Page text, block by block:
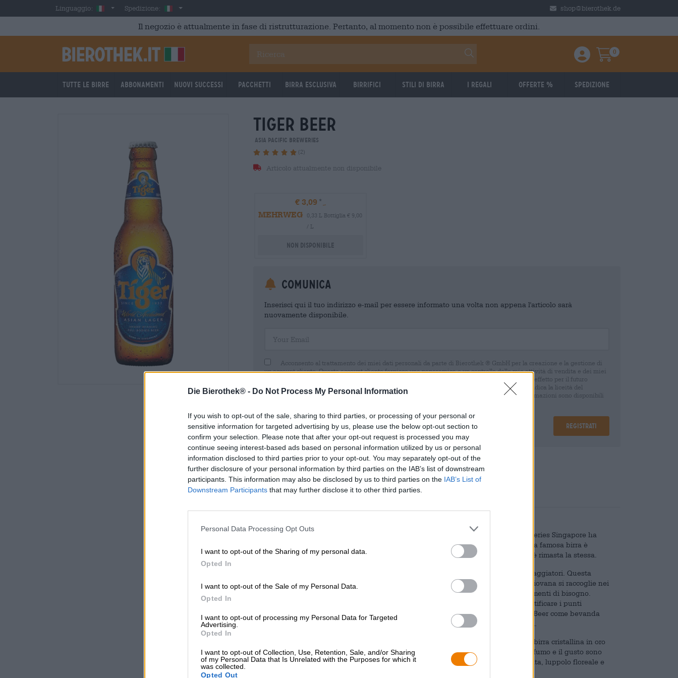
Die Bierothek® - Do Not Process My Personal Information
If you wish to opt-out of the sale, sharing to third parties, or processing of your personal or
sensitive information for targeted advertising by us, please use the below opt-out section to
confirm your selection. Please note that after your opt-out request is processed you may
continue seeing interest-based ads based on personal information utilized by us or personal
information disclosed to third parties prior to your opt-out. You may separately opt-out of the
further disclosure of your personal information by third parties on the IAB’s list of downstream
participants. This information may also be disclosed by us to third parties on the IAB’s List of
Downstream Participants that may further disclose it to other third parties.
Personal Data Processing Opt Outs
I want to opt-out of the Sharing of my personal data.
Opted In
I want to opt-out of the Sale of my Personal Data.
Opted In
I want to opt-out of processing my Personal Data for Targeted
Advertising.
Opted In
I want to opt-out of Collection, Use, Retention, Sale, and/or Sharing
of my Personal Data that Is Unrelated with the Purposes for which it
was collected.
Opted Out
Skip to main contentLinguaggio: ItalianSpedizione: Italia shop@bierothek.de
Il negozio è attualmente in fase di ristrutturazione. Pertanto, al momento non è possibile effettuare ordini.
Einloggen / Anmelden
Warenkorb
0
Tutte le birre Abbonamenti Nuovi successi Pacchetti Birra Esclusiva Birrifici Stili di birra I regali Offerte % Spedizione
tiger beer
Asia Pacific Breweries
(2)
Articolo attualmente non disponibile
€ 3,09
MEHRWEG
0,33 L Bottiglia € 9,00
/ L
Non disponibile
Comunica
Inserisci qui il tuo indirizzo e-mail per essere informato una volta non appena l'articolo sarà
nuovamente disponibile.
Acconsento al trattamento dei miei dati personali da parte di Bierothek ® GmbH per la creazione e la gestione di
un account cliente. Questo account cliente fornisce una panoramica e un controllo delle mie attività di vendita e dei miei
dati personali. Sono consapevole di poter revocare questo consenso in qualsiasi momento con effetto per il futuro
inviando un'e-mail a shop@bierothek.de. La informiamo che la revoca del consenso non pregiudica la liceità del
trattamento effettuato sulla base del suo consenso fino al momento della revoca. Ulteriori informazioni sono disponibili
Registrati
* I prezzi sono comprensivi di IVA. PiùNavigazionepiùDepositare € 0,08
* I prezzi sono comprensivi di accisa
Tiger non è un classico assoluto solo in Asia. Il capolavoro dell’Asia Pacific Breweries Singapore ha
quasi 100 anni eppure è moderno e senza tempo come pochi altri. Il marchio della famosa birra è
cambiato più volte nel corso della sua storia, ma la tigre sotto la palma stilizzata è rimasta la stessa.
Il grande felino striato si trovava un tempo all’ombra del cosiddetto albero dei viaggiatori. Questa
palma dai grandi ventagli prende il nome da una caratteristica pratica: l’acqua piovana si raccoglie nei
lunghi steli dei ventagli e fungeva da salvatrice per i viaggiatori assetati nei momenti di bisogno.
Inoltre la palma cresce in una direzione specifica e può essere utilizzata per identificare i punti
cardinali. Dopo che i soldati della Royal Air Force della Malesia scelsero la Tiger Beer come bevanda
preferita, la tigre fu trovata anche nelle loro insegne sotto l’albero dei viaggiatori.
Possiamo comprendere l’entusiasmo per la birra chiara di ispirazione asiatica: la birra cristallina in oro
solare si distingue per un corpo corposo e un carattere frizzante e schietto. Il profumo e il gusto sono
caratterizzati da un bouquet di cereali leggeri, miele cremoso, erba appena falciata, luppolo floreale e